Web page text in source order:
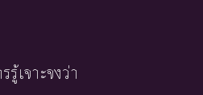
จาะจงว่า